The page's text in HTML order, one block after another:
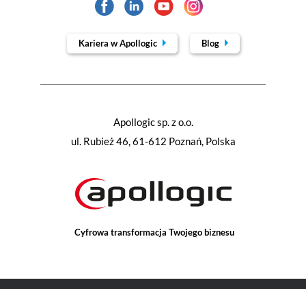
Cyfrowa transformacja Twojego biznesu
Apollogic sp. z o.o.
ul. Rubież 46, 61-612 Poznań, Polska
Kariera w Apollogic Blog